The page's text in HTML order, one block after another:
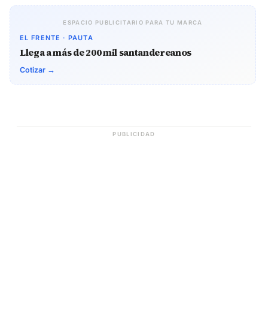
ESPACIO PUBLICITARIO PARA TU MARCA
EL FRENTE · PAUTA
Llega a más de 200 mil santandereanos
Cotizar →
PUBLICIDAD